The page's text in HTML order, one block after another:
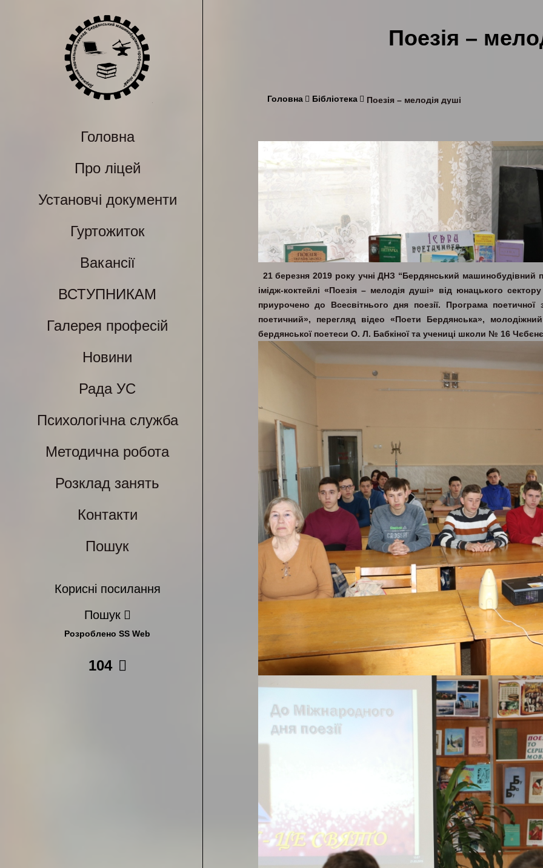
Головна
Про ліцей
Установчі документи
Гуртожиток
Вакансії
ВСТУПНИКАМ
Галерея професій
Новини
Рада УС
Психологічна служба
Методична робота
Розклад занять
Контакти
Пошук
Корисні посилання
Пошук
Розроблено SS Web
104
Поезія –
Головна Бібліотека Поезія – мелодія душі
21 березня 2019 року учні ДНЗ “Бердянський машинобудівний
імідж-коктейлі «Поезія – мелодія душі» від юнацького
приурочено до Всесвітнього дня поезії. Програма поетичної
поетичний», перегляд відео «Поети Бердянська»,
бердянської поетеси О. Л. Бабкіної та учениці школи № 16